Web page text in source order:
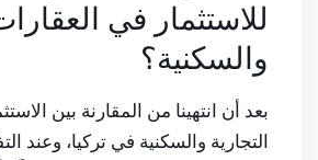
للاستثمار في
والسكنية؟
بعد أن انتهينا من المقارنة بين
التجارية والسكنية في تركيا، وعند